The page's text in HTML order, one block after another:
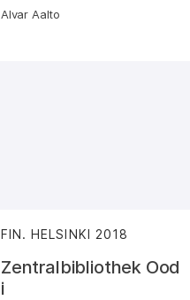
Alvar Aalto
FIN. HELSINKI 2018
Zentralbibliothek Ood
i